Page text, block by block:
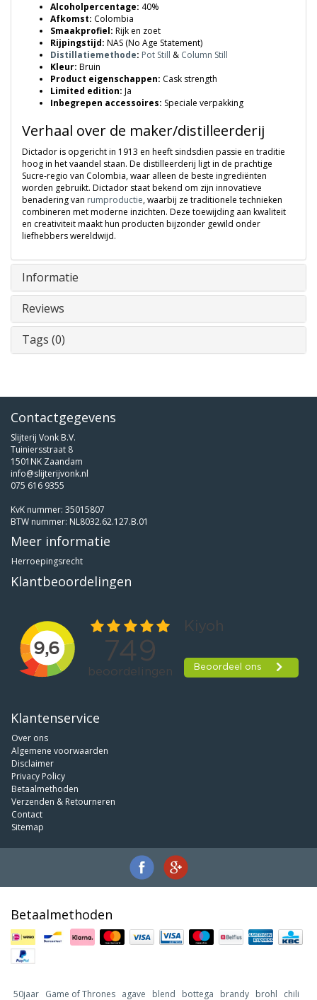
Alcoholpercentage: 40%
Afkomst: Colombia
Smaakprofiel: Rijk en zoet
Rijpingstijd: NAS (No Age Statement)
Distillatiemethode: Pot Still & Column Still
Kleur: Bruin
Product eigenschappen: Cask strength
Limited edition: Ja
Inbegrepen accessoires: Speciale verpakking
Verhaal over de maker/distilleerderij
Dictador is opgericht in 1913 en heeft sindsdien passie en traditie
hoog in het vaandel staan. De distilleerderij ligt in de prachtige
Sucre-regio van Colombia, waar alleen de beste ingrediënten
worden gebruikt. Dictador staat bekend om zijn innovatieve
benadering van rumproductie, waarbij ze traditionele technieken
combineren met moderne inzichten. Deze toewijding aan kwaliteit
en creativiteit maakt hun producten bijzonder gewild onder
liefhebbers wereldwijd.
Informatie
Reviews
Tags (0)
Contactgegevens
Slijterij Vonk B.V.
Tuiniersstraat 8
1501NK Zaandam
info@slijterijvonk.nl
075 616 9355
KvK nummer: 35015807
BTW nummer: NL8032.62.127.B.01
Meer informatie
Herroepingsrecht
Klantbeoordelingen
Klantenservice
Over ons
Algemene voorwaarden
Disclaimer
Privacy Policy
Betaalmethoden
Verzenden & Retourneren
Contact
Sitemap
Betaalmethoden
50jaar Game of Thrones agave blend bottega brandy brohl
chili